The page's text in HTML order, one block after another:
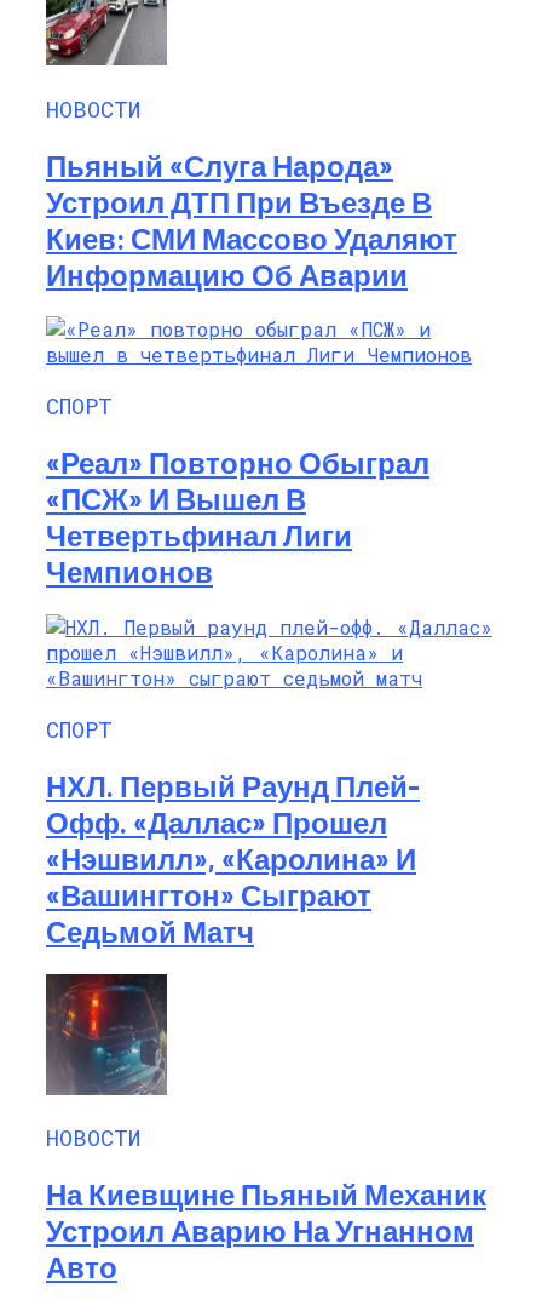
НОВОСТИ
Пьяный «слуга Народа»
Устроил ДТП При Въезде В
Киев: СМИ Массово Удаляют
Информацию Об Аварии
СПОРТ
«Реал» Повторно Обыграл
«ПСЖ» И Вышел В
Четвертьфинал Лиги
Чемпионов
СПОРТ
НХЛ. Первый Раунд Плей-
Офф. «Даллас» Прошел
«Нэшвилл», «Каролина» И
«Вашингтон» Сыграют
Седьмой Матч
НОВОСТИ
На Киевщине Пьяный Механик
Устроил Аварию На Угнанном
Авто